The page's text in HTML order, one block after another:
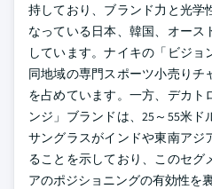
持しており、ブランド力と光学
なっている日本、韓国、オース
しています。ナイキの「ビジョ
同地域の専門スポーツ小売りチ
を占めています。一方、デカト
ンジ」ブランドは、25～55米
サングラスがインドや東南アジ
ることを示しており、このセグ
アのポジショニングの有効性を